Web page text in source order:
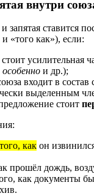
внутри
запятая ставится
«того как»), если:
усилительная
и др.);
входит в состав
выделенным
стоит
как он
прошёл дождь,
как документы